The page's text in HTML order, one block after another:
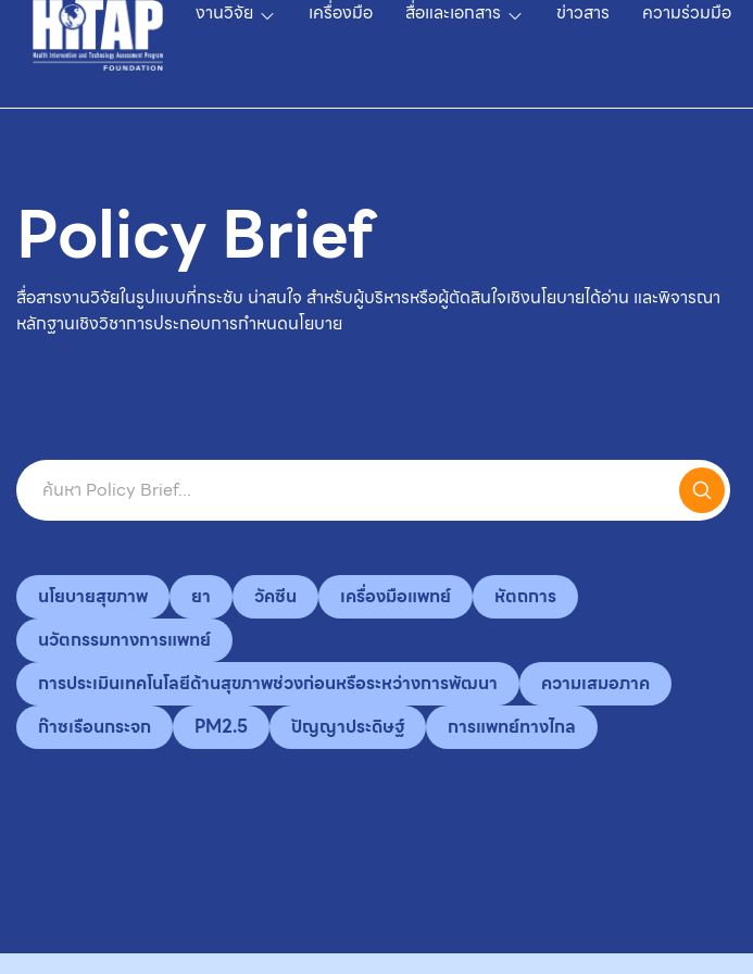
งานวิจัย เครื่องมือ สื่อและเอกสาร ข่าวสาร ความร่วมมือ
Policy Brief
สื่อสารงานวิจัยในรูปแบบที่กระชับ น่าสนใจ สำหรับผู้บริหารหรือผู้ตัดสินใจเชิงนโยบายได้อ่าน และพิจารณา
หลักฐานเชิงวิชาการประกอบการกำหนดนโยบาย
นโยบายสุขภาพ ยา วัคซีน เครื่องมือแพทย์
หัตถการ
นวัตกรรมทางการแพทย์
การประเมินเทคโนโลยีด้านสุขภาพช่วงก่อนหรือระหว่างการพัฒนา
ความเสมอภาค
ก๊าซเรือนกระจก
PM2.5 ปัญญาประดิษฐ์ การแพทย์ทางไกล